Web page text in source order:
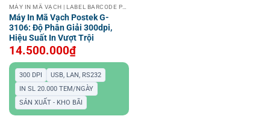
Máy In Mã Vạch Postek G-
3106: Độ Phân Giải 300dpi,
Hiệu Suất In Vượt Trội
14.500.000₫
300 DPI
USB, LAN, RS232
IN SL 20.000 TEM/NGÀY
SẢN XUẤT - KHO BÃI